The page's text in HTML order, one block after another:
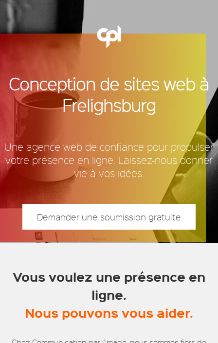
Conception de sites web à
Frelighsburg
Une agence web de confiance pour propulser
votre présence en ligne. Laissez-nous donner
vie à vos idées.
Demander une soumission gratuite
Vous voulez une présence en
ligne.
Nous pouvons vous aider.